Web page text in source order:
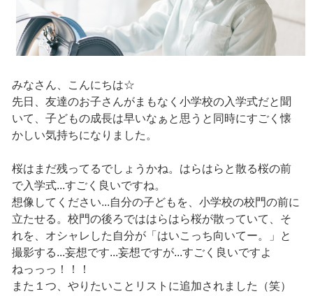
みなさん、こんにちは☆
先日、友達のお子さんがまもなく小学校の入学式だと聞
いて、子どもの成長は早いなぁと思うと同時にすごく懐
かしい気持ちになりました。
桜はまだ残ってるでしょうかね。はらはらと散る桜の前
で入学式...すごく良いですね。
想像してください...自分の子どもを、小学校の校門の前に
立たせる。校門の後ろでははらはら桜が散っていて、そ
れを、オシャレした自分が「はいこっち向いてー。」と
撮影する...妄想です...妄想ですが...すごく良いですよ
ねっっっ！！！
また１つ、やりたいことリストに追加されました（笑）